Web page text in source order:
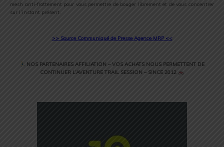
mesh anti-frottement pour vous permettre de bouger librement et de vous concentrer
sur l’instant présent.
>> Source Communiqué de Presse Agence MRP <<
NOS PARTENAIRES AFFILIATION – VOS ACHATS NOUS PERMETTENT DE
CONTINUER L’AVENTURE TRAIL SESSION – SINCE 2012